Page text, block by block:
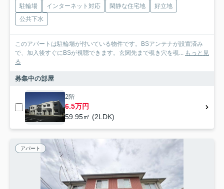
駐輪場 インターネット対応 閑静な住宅地
好立地
公共下水
このアパートは駐輪場が付いている物件です。BSアンテナが設置済み
で、加入後すぐにBSが視聴できます。玄関先まで覗き穴を覗... もっと見
る
募集中の部屋
2階
6.5万円
59.95㎡ (2LDK)
アパート